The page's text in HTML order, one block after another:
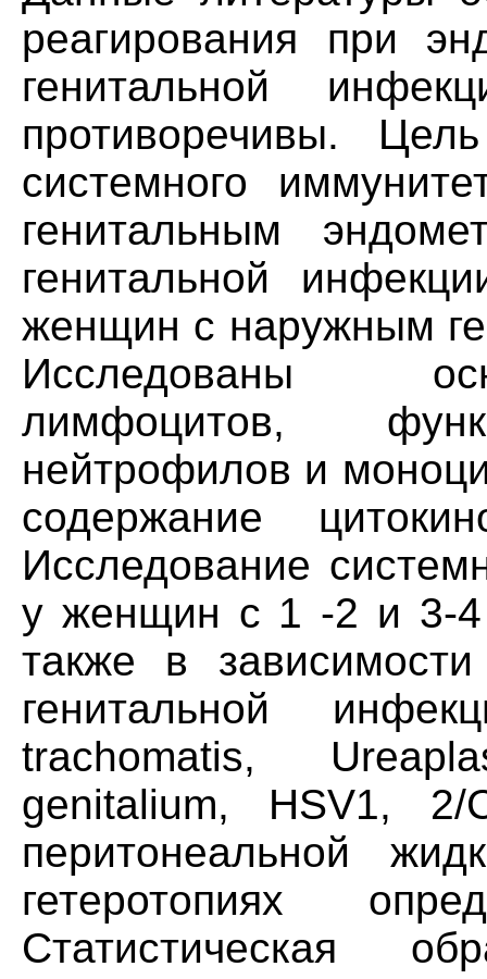
реагирования при
генитальной
противоречивы.
системного
генитальным
генитальной
женщин с наружным
Исследованы
лимфоцитов,
нейтрофилов и
содержание
Исследование
у женщин с 1 -2 и 3-4
также в
генитальной
trachomatis,
genitalium, HSV1,
перитонеальной
гетеротопиях
Статистическая